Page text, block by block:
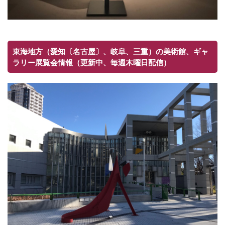
東海地方（愛知〔名古屋〕、岐阜、三重）の美術館、ギャ
ラリー展覧会情報（更新中、毎週木曜日配信）